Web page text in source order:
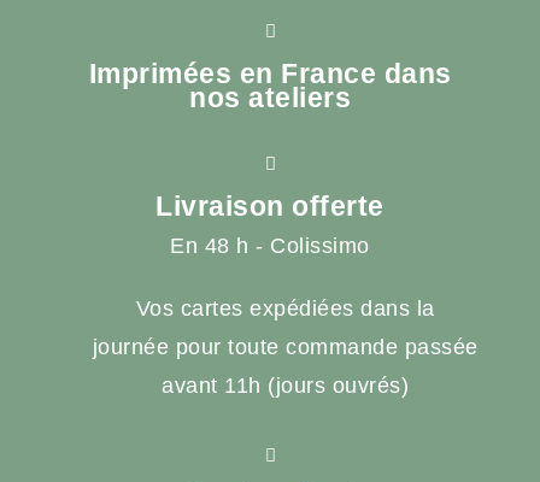
Imprimées en France dans
nos ateliers
Livraison offerte
En 48 h - Colissimo
Vos cartes expédiées dans la
journée pour toute commande passée
avant 11h (jours ouvrés)